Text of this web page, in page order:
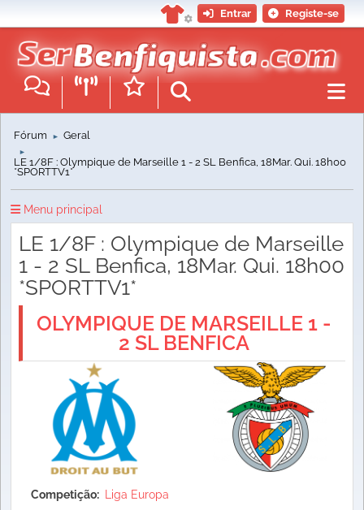
Entrar Registe-se
Fórum ► Geral
►
LE 1/8F : Olympique de Marseille 1 - 2 SL Benfica, 18Mar. Qui. 18h00
*SPORTTV1*
Menu principal
LE 1/8F : Olympique de Marseille
1 - 2 SL Benfica, 18Mar. Qui. 18h00
*SPORTTV1*
OLYMPIQUE DE MARSEILLE 1 -
2 SL BENFICA
Competição
Liga Europa